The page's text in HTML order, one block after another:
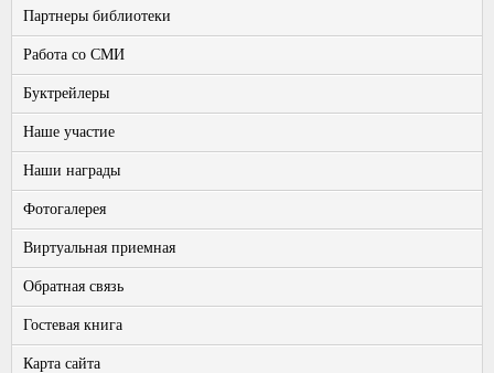
Партнеры библиотеки
Работа со СМИ
Буктрейлеры
Наше участие
Наши награды
Фотогалерея
Виртуальная приемная
Обратная связь
Гостевая книга
Карта сайта